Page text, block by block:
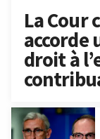
La Cour
accorde
droit à